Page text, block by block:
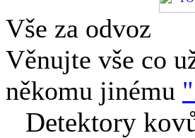
Vše za odvoz
Věnujte vše co
někomu jinému
Detektory